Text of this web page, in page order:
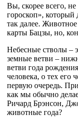
Вы, скорее всего,
гороскоп»,
так далее.
карты Бацзы, но,
Небесные стволы –
земные ветви –
ветви года
человека, о тех его
первую очередь.
как мы обычно
Ричард Брэнсон,
животные года?